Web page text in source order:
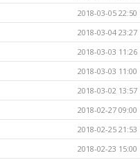
2018-03-05 22:50
2018-03-04 23:27
2018-03-03 11:26
2018-03-03 11:00
2018-03-02 13:57
2018-02-27 09:00
2018-02-25 21:53
2018-02-23 15:00